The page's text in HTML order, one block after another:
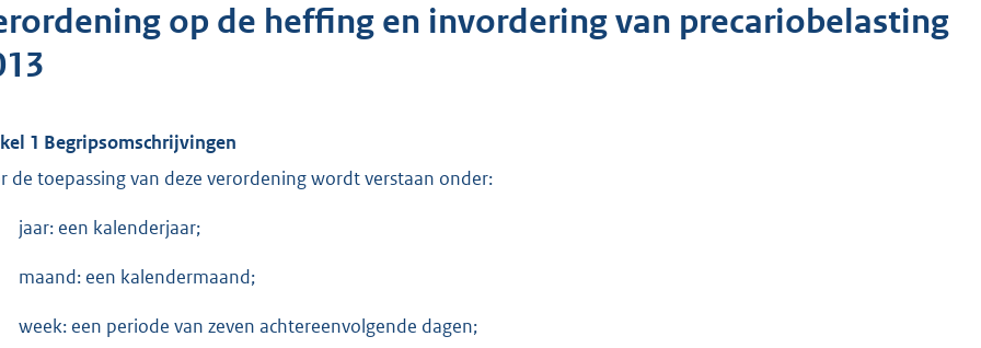
op de heffing en invordering van precariobelasting
1 Begripsomschrijvingen
de toepassing van deze verordening wordt verstaan onder:
jaar: een kalenderjaar;
maand: een kalendermaand;
week: een periode van zeven achtereenvolgende dagen;